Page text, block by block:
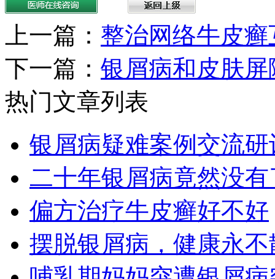
上一篇： 整治网络牛皮癣
下一篇： 银屑病和皮肤
热门文章列表
银屑病疑难案例交流
二十年银屑病竟然没
偏方治疗牛皮癣好不好
摆脱银屑病，健康永不